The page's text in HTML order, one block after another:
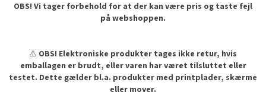
OBS! Vi tager forbehold for at der kan være pris og taste fejl
på webshoppen.
⚠️ OBS! Elektroniske produkter tages ikke retur, hvis
emballagen er brudt, eller varen har været tilsluttet eller
testet. Dette gælder bl.a. produkter med printplader, skærme
eller mover.